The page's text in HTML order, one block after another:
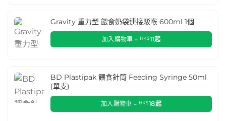
Gravity 重力型 餵食奶袋連接駁喉 600ml 1個
加入購物車 - HK$11起
BD Plastipak 餵食針筒 Feeding Syringe 50ml
(單支)
加入購物車 - HK$18起